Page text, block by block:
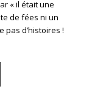
« il était une
de fées ni un
pas d’histoires !